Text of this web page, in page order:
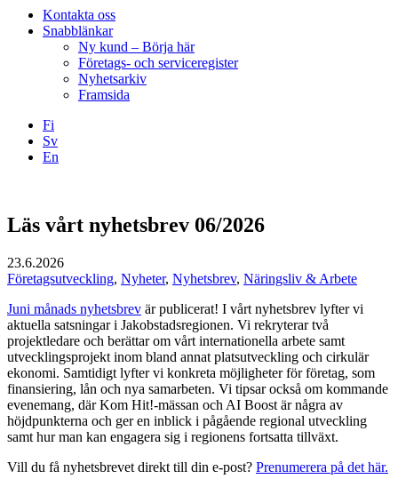
Kontakta oss
Snabblänkar
Ny kund – Börja här
Företags- och serviceregister
Nyhetsarkiv
Framsida
Fi
Sv
En
Läs vårt nyhetsbrev 06/2026
23.6.2026
Företagsutveckling, Nyheter, Nyhetsbrev, Näringsliv & Arbete
Juni månads nyhetsbrev är publicerat! I vårt nyhetsbrev lyfter vi
aktuella satsningar i Jakobstadsregionen. Vi rekryterar två
projektledare och berättar om vårt internationella arbete samt
utvecklingsprojekt inom bland annat platsutveckling och cirkulär
ekonomi. Samtidigt lyfter vi konkreta möjligheter för företag, som
finansiering, lån och nya samarbeten. Vi tipsar också om kommande
evenemang, där Kom Hit!-mässan och AI Boost är några av
höjdpunkterna och ger en inblick i pågående regional utveckling
samt hur man kan engagera sig i regionens fortsatta tillväxt.
Vill du få nyhetsbrevet direkt till din e-post? Prenumerera på det här.